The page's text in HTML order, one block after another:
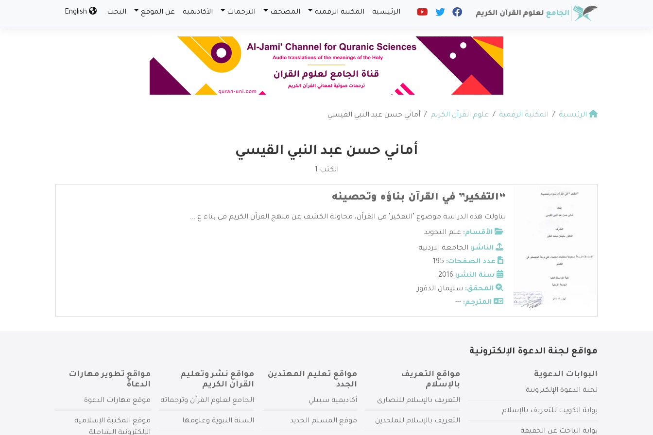
الرئيسية المكتبة الرقمية المصحف الترجمات الأكاديمية عن الموقع البحث
الرئيسية المكتبة الرقمية علوم القرآن الكريم أماني حسن عبد النبي القيسي
أماني حسن عبد النبي القيسي
الكتب 1
“التفكير” في القرآن بناؤه وتحصينه
تناولت هذه الدراسة موضوع "التفكير" في القرآن، محاولة الكشف عن منهج القرآن الكريم في بناء ع ...
الأقسام: علم التجويد
الناشر: الجامعة الاردنية
عدد الصفحات:
سنة النشر:
المحقق: سليمان الدقور
المترجم: ---
مواقع لجنة الدعوة الإلكترونية
البوابات الدعوية
لجنة الدعوة الإلكترونية
بوابة الكويت للتعريف بالإسلام
بوابة الباحث عن الحقيقة
مواقع التعريف
بالإسلام
التعريف بالإسلام للنصارى
التعريف بالإسلام للملحدين
مواقع تعليم المهتدين
الجدد
أكاديمية سبيلي
موقع المسلم الجديد
مواقع نشر وتعليم
القرآن الكريم
الجامع لعلوم القرآن وترجماته
السنة النبوية وعلومها
مواقع تطوير مهارات
الدعاة
موقع مهارات الدعوة
موقع المكتبة الإسلامية
الإلكترونية الشاملة